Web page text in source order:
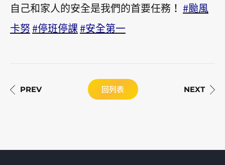
自己和家人的安全是我們的首要任務！ #颱風
卡努#停班停課#安全第一
回列表